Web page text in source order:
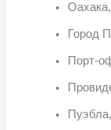
Город
Порт-